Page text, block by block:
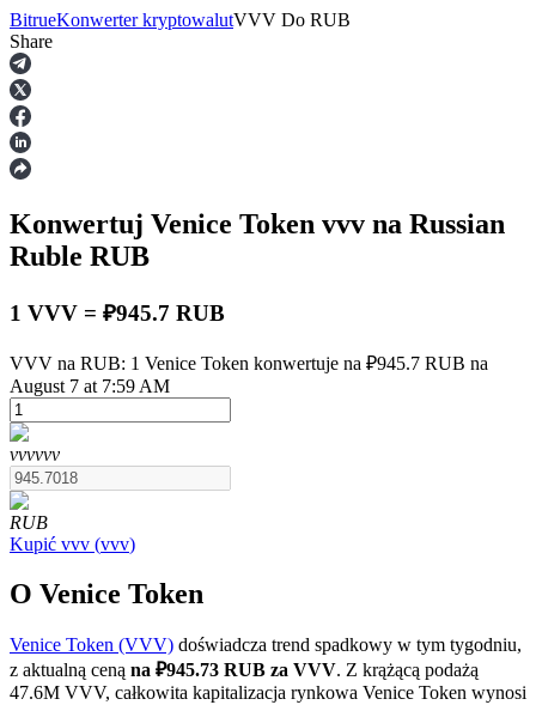
Kontrakty terminowe
Kontrakty terminowe na USDT
Kontrakty futures wykorzystujące USDT jako zabezpieczenie
Kontrakty terminowe COIN-M
Kontrakty terminowe na kryptowaluty
BitrueKonwerter kryptowalutVVV Do RUB
Share
Konwertuj Venice Token vvv na Russian
Ruble RUB
1 VVV = ₽945.7 RUB
VVV na RUB: 1 Venice Token konwertuje na ₽945.7 RUB na
August 7 at 7:59 AM
vvvvvv
RUB
Kupić vvv (vvv)
O Venice Token
Venice Token (VVV) doświadcza trend spadkowy w tym tygodniu,
z aktualną ceną na ₽945.73 RUB za VVV. Z krążącą podażą
47.6M VVV, całkowita kapitalizacja rynkowa Venice Token wynosi